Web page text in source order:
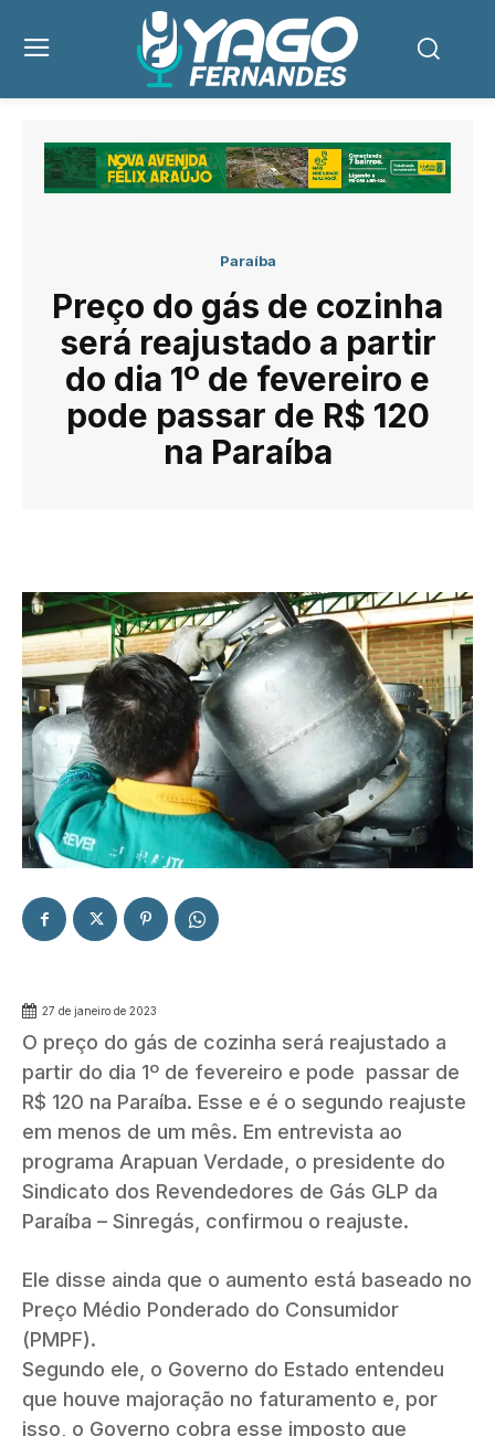
Paraíba
Preço do gás de cozinha
será reajustado a partir
do dia 1º de fevereiro e
pode passar de R$ 120
na Paraíba
27 de janeiro de 2023
O preço do gás de cozinha será reajustado a
partir do dia 1º de fevereiro e pode passar de
R$ 120 na Paraíba. Esse e é o segundo reajuste
em menos de um mês. Em entrevista ao
programa Arapuan Verdade, o presidente do
Sindicato dos Revendedores de Gás GLP da
Paraíba – Sinregás, confirmou o reajuste.
Ele disse ainda que o aumento está baseado no
Preço Médio Ponderado do Consumidor
(PMPF).
Segundo ele, o Governo do Estado entendeu
que houve majoração no faturamento e, por
isso, o Governo cobra esse imposto que